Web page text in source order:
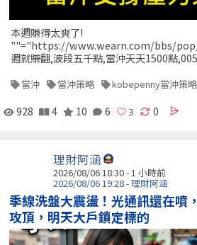
本週賺得太爽了!
""="https://www.wearn.com/bbs/
週就賺翻,波段五千點,當沖天天1500點
當沖 當沖策略 kobepenny當沖策略
928 4 10 6 0
理財阿涵
2026/08/06 18:30 -1 小時前
2026/08/06 19:28 - 理財阿涵
季線洗盤大震盪！光通訊還在噴
攻頂，明天大戶鎖定標的